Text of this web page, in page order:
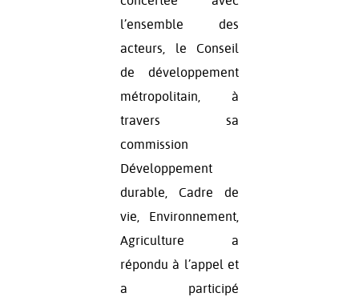
l’ensemble des
acteurs, le Conseil
de développement
métropolitain, à
travers sa
commission
Développement
durable, Cadre de
vie, Environnement,
Agriculture a
répondu à l’appel et
a participé